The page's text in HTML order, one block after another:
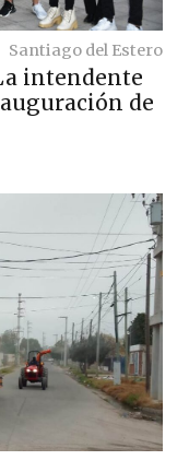
Santiago del Estero
intendente
de